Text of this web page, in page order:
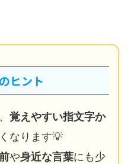
ヒント
覚えやすい指文字か
なります💡
や身近な言葉にも少